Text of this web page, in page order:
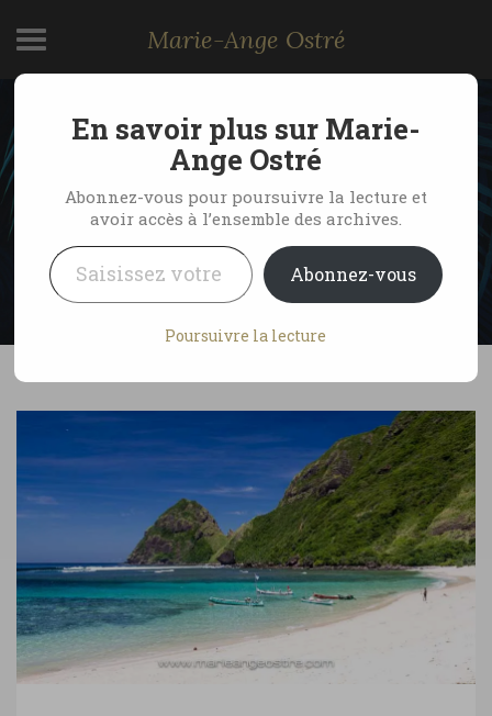
Marie-Ange Ostré
Indonésie, visiter l’Ouest
de Sumbawa
by Marie-Ange Ostré
11 février 2017
No Comments
En savoir plus sur Marie-
Ange Ostré
Abonnez-vous pour poursuivre la lecture et
avoir accès à l’ensemble des archives.
Saisissez votre adresse e-mail…
Abonnez-vous
Poursuivre la lecture